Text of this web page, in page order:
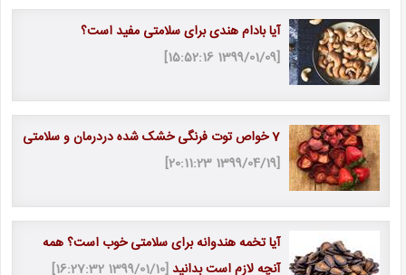
آیا بادام هندی برای سلامتی مفید است؟
[1399/01/09 15:52:16]
7 خواص توت فرنگی خشک شده دردرمان و سلامتی
[1399/04/19 20:11:23]
آیا تخمه هندوانه برای سلامتی خوب است؟ همه
آنچه لازم است بدانید[1399/01/10 16:27:32]